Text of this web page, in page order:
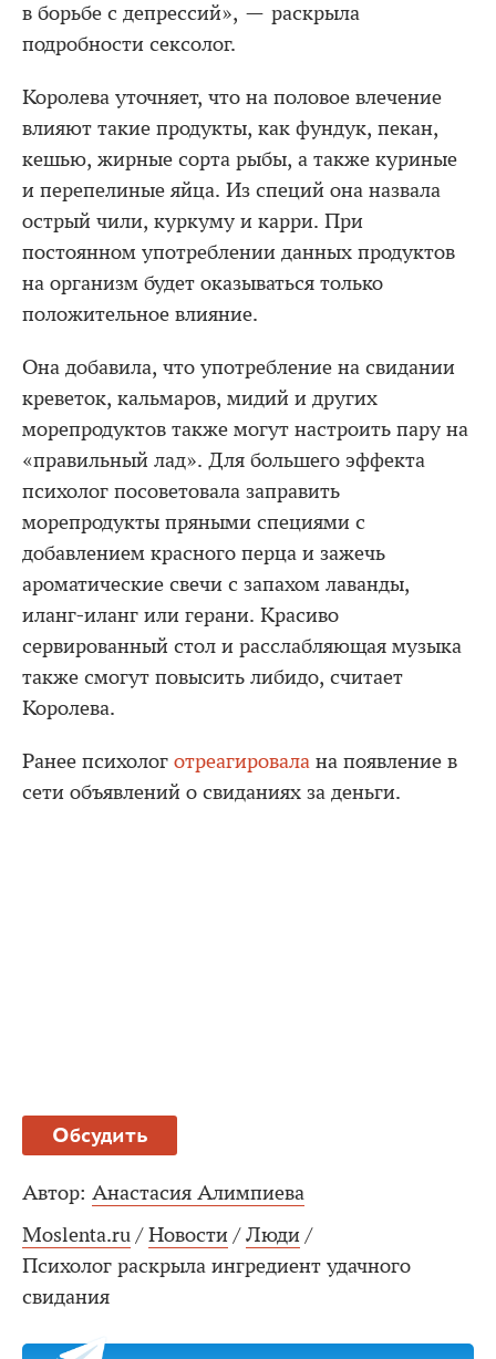
в борьбе с депрессий», — раскрыла
подробности сексолог.
Королева уточняет, что на половое влечение
влияют такие продукты, как фундук, пекан,
кешью, жирные сорта рыбы, а также куриные
и перепелиные яйца. Из специй она назвала
острый чили, куркуму и карри. При
постоянном употреблении данных продуктов
на организм будет оказываться только
положительное влияние.
Она добавила, что употребление на свидании
креветок, кальмаров, мидий и других
морепродуктов также могут настроить пару на
«правильный лад». Для большего эффекта
психолог посоветовала заправить
морепродукты пряными специями с
добавлением красного перца и зажечь
ароматические свечи с запахом лаванды,
иланг-иланг или герани. Красиво
сервированный стол и расслабляющая музыка
также смогут повысить либидо, считает
Королева.
Ранее психолог отреагировала на появление в
сети объявлений о свиданиях за деньги.
Обсудить
Автор: Анастасия Алимпиева
Moslenta.ru / Новости / Люди /
Психолог раскрыла ингредиент удачного
свидания